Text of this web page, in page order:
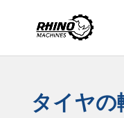
タイヤの